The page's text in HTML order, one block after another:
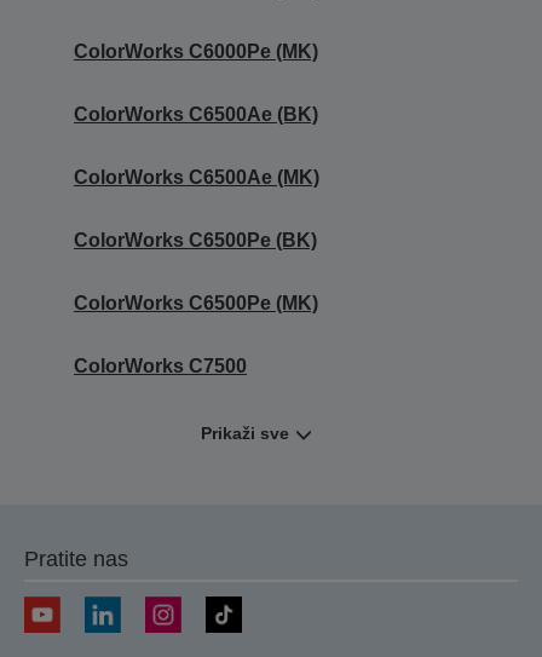
ColorWorks C6000Pe (MK)
ColorWorks C6500Ae (BK)
ColorWorks C6500Ae (MK)
ColorWorks C6500Pe (BK)
ColorWorks C6500Pe (MK)
ColorWorks C7500
Prikaži sve
Pratite nas